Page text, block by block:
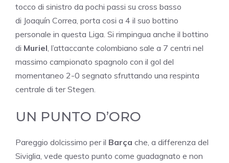
tocco di sinistro da pochi passi su cross basso
di Joaquín Correa, porta cosi a 4 il suo bottino
personale in questa Liga. Si rimpingua anche il bottino
di Muriel, l’attaccante colombiano sale a 7 centri nel
massimo campionato spagnolo con il gol del
momentaneo 2-0 segnato sfruttando una respinta
centrale di ter Stegen.
UN PUNTO D’ORO
Pareggio dolcissimo per il Barça che, a differenza del
Siviglia, vede questo punto come guadagnato e non